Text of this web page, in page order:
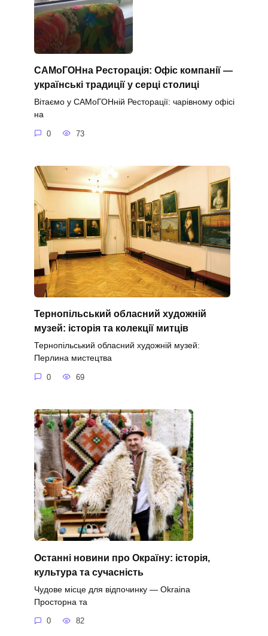
САМоГОНна Ресторація: Офіс компанії —
українські традиції у серці столиці
Вітаємо у САМоГОНній Ресторації: чарівному офісі
на
0 73
Тернопільський обласний художній
музей: історія та колекції митців
Тернопільський обласний художній музей:
Перлина мистецтва
0 69
Останні новини про Окраїну: історія,
культура та сучасність
Чудове місце для відпочинку — Okraina
Просторна та
0 82